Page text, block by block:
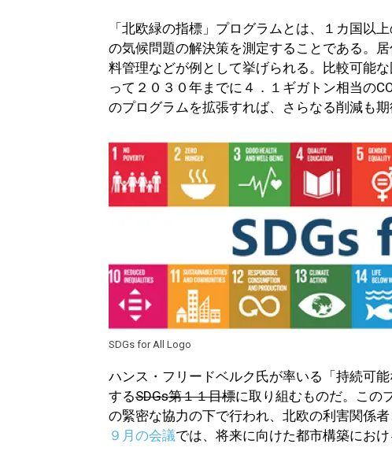
「北欧緑の指標」プログラムとは、１カ国以
の気候問題の解決策を測定することである。
料管理などが例として挙げられる。比較可能
って２０３０年までに４．１ギガトン相当の
のプログラムを拡張すれば、さらなる削減も期
SDGs for All Logo
ハンス・フリードベルク氏が率いる「持続可
するSDGs第１１目標に取り組むものだ。この
の緊密な協力の下で行われ、北欧の利害関係
９月の会議では、将来に向けた都市構築にお